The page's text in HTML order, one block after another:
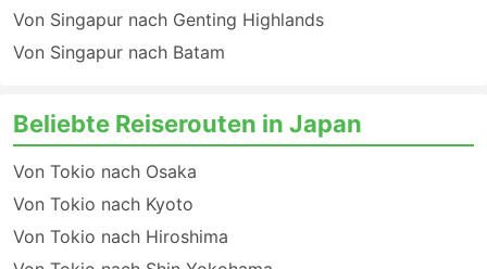
Von Singapur nach Genting Highlands
Von Singapur nach Batam
Beliebte Reiserouten in Japan
Von Tokio nach Osaka
Von Tokio nach Kyoto
Von Tokio nach Hiroshima